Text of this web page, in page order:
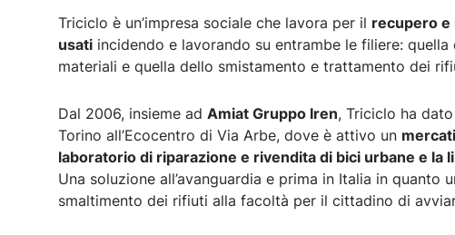
Triciclo è un’impresa sociale che lavora per il recupero
usatiincidendo e lavorando su entrambe le filiere: quella
materiali e quella dello smistamento e trattamento dei
Dal 2006, insieme ad Amiat Gruppo Iren, Triciclo ha
Torino all’Ecocentro di Via Arbe, dove è attivo un
laboratorio di riparazione e rivendita di bici urbane e la
Una soluzione all’avanguardia e prima in Italia in quanto
smaltimento dei rifiuti alla facoltà per il cittadino di